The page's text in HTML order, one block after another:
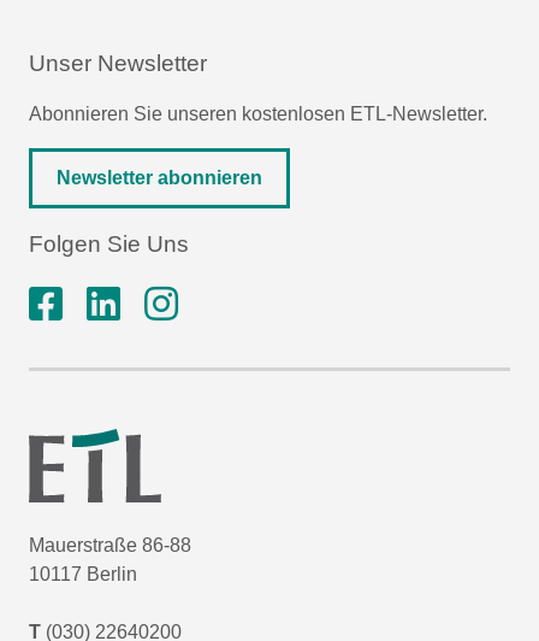
Unser Newsletter
Abonnieren Sie unseren kostenlosen ETL-Newsletter.
Newsletter abonnieren
Folgen Sie Uns
Mauerstraße 86-88
10117 Berlin
T (030) 22640200